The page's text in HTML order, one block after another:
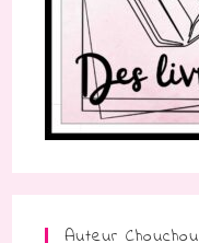
Auteur Chouchou